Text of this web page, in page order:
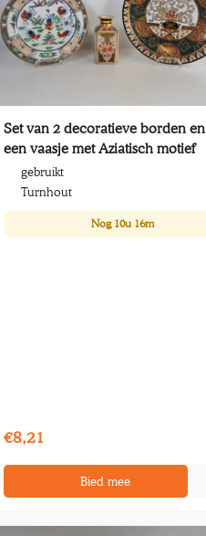
Set van 2 decoratieve borden en
een vaasje met Aziatisch motief
gebruikt
Turnhout
Nog 10u 16m
€8,21
Bied mee